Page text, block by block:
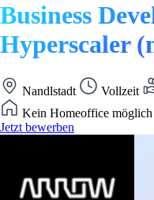
Business
Hyperscaler
Nandlstadt Vollzeit
Kein Homeoffice möglich
Jetzt bewerben